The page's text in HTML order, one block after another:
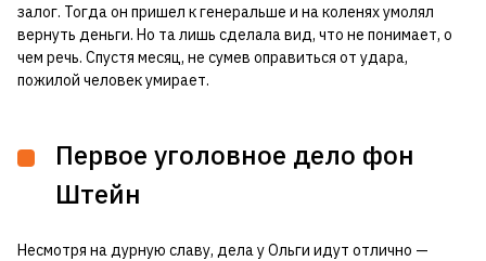
залог. Тогда он пришел к генеральше и на коленях умолял
вернуть деньги. Но та лишь сделала вид, что не понимает, о
чем речь. Спустя месяц, не сумев оправиться от удара,
пожилой человек умирает.
Первое уголовное дело фон
Штейн
Несмотря на дурную славу, дела у Ольги идут отлично —